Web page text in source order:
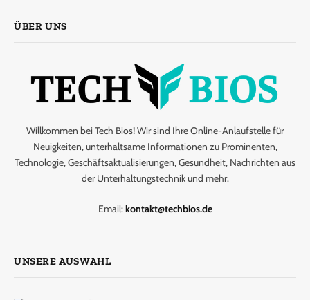
ÜBER UNS
Willkommen bei Tech Bios! Wir sind Ihre Online-Anlaufstelle für
Neuigkeiten, unterhaltsame Informationen zu Prominenten,
Technologie, Geschäftsaktualisierungen, Gesundheit, Nachrichten aus
der Unterhaltungstechnik und mehr.
Email:kontakt@techbios.de
UNSERE AUSWAHL